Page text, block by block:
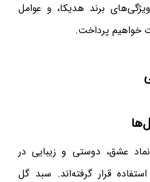
برند هدیکا، و عوامل
خواهیم پرداخت.
نماد عشق، دوستی و زیبایی در
قرار گرفته‌اند. سبد گل